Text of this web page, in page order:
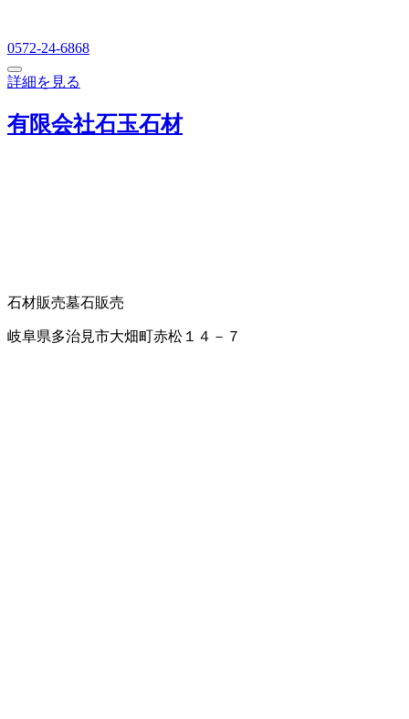
0572-24-6868
詳細を見る
有限会社石玉石材
石材販売墓石販売
岐阜県多治見市大畑町赤松１４－７